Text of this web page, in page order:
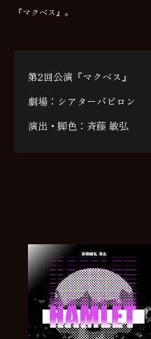
『マクベス』。
第2回公演『マクベス』
劇場：シアターバビロン
演出・脚色：斉藤 敏弘